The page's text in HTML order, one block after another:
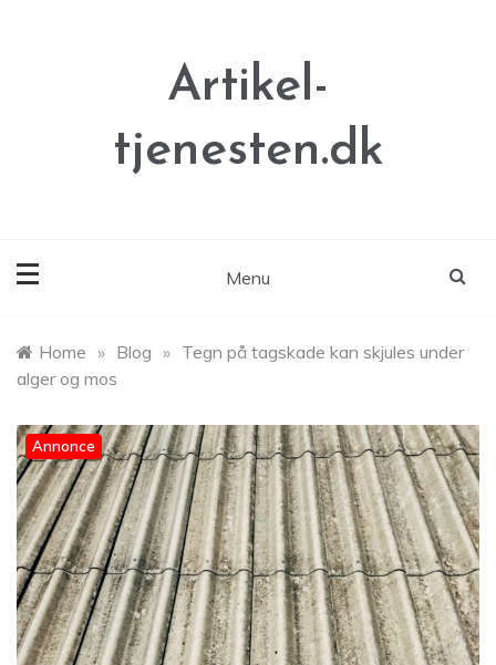
Artikel-
tjenesten.dk
Menu
Home » Blog » Tegn på tagskade kan skjules under
alger og mos
Annonce